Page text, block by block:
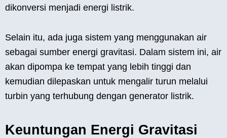
dikonversi menjadi energi listrik.
Selain itu, ada juga sistem yang menggunakan air
sebagai sumber energi gravitasi. Dalam sistem ini, air
akan dipompa ke tempat yang lebih tinggi dan
kemudian dilepaskan untuk mengalir turun melalui
turbin yang terhubung dengan generator listrik.
Keuntungan Energi Gravitasi